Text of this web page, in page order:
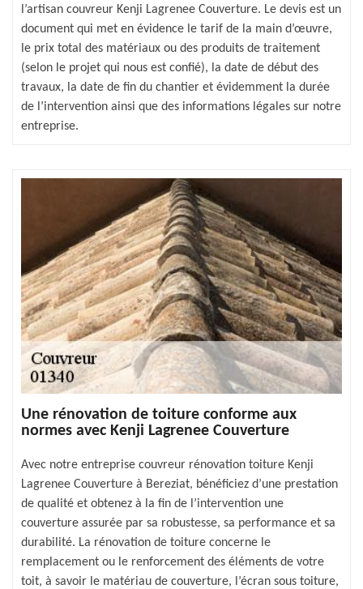
l’artisan couvreur Kenji Lagrenee Couverture. Le devis est un
document qui met en évidence le tarif de la main d’œuvre,
le prix total des matériaux ou des produits de traitement
(selon le projet qui nous est confié), la date de début des
travaux, la date de fin du chantier et évidemment la durée
de l’intervention ainsi que des informations légales sur notre
entreprise.
Une rénovation de toiture conforme aux
normes avec Kenji Lagrenee Couverture
Avec notre entreprise couvreur rénovation toiture Kenji
Lagrenee Couverture à Bereziat, bénéficiez d’une prestation
de qualité et obtenez à la fin de l’intervention une
couverture assurée par sa robustesse, sa performance et sa
durabilité. La rénovation de toiture concerne le
remplacement ou le renforcement des éléments de votre
toit, à savoir le matériau de couverture, l’écran sous toiture,